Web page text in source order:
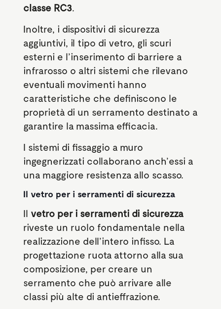
classe RC3.
Inoltre, i dispositivi di sicurezza
aggiuntivi, il tipo di vetro, gli scuri
esterni e l’inserimento di barriere a
infrarosso o altri sistemi che rilevano
eventuali movimenti hanno
caratteristiche che definiscono le
proprietà di un serramento destinato a
garantire la massima efficacia.
I sistemi di fissaggio a muro
ingegnerizzati collaborano anch’essi a
una maggiore resistenza allo scasso.
Il vetro per i serramenti di sicurezza
Il vetro per i serramenti di sicurezza
riveste un ruolo fondamentale nella
realizzazione dell’intero infisso. La
progettazione ruota attorno alla sua
composizione, per creare un
serramento che può arrivare alle
classi più alte di antieffrazione.